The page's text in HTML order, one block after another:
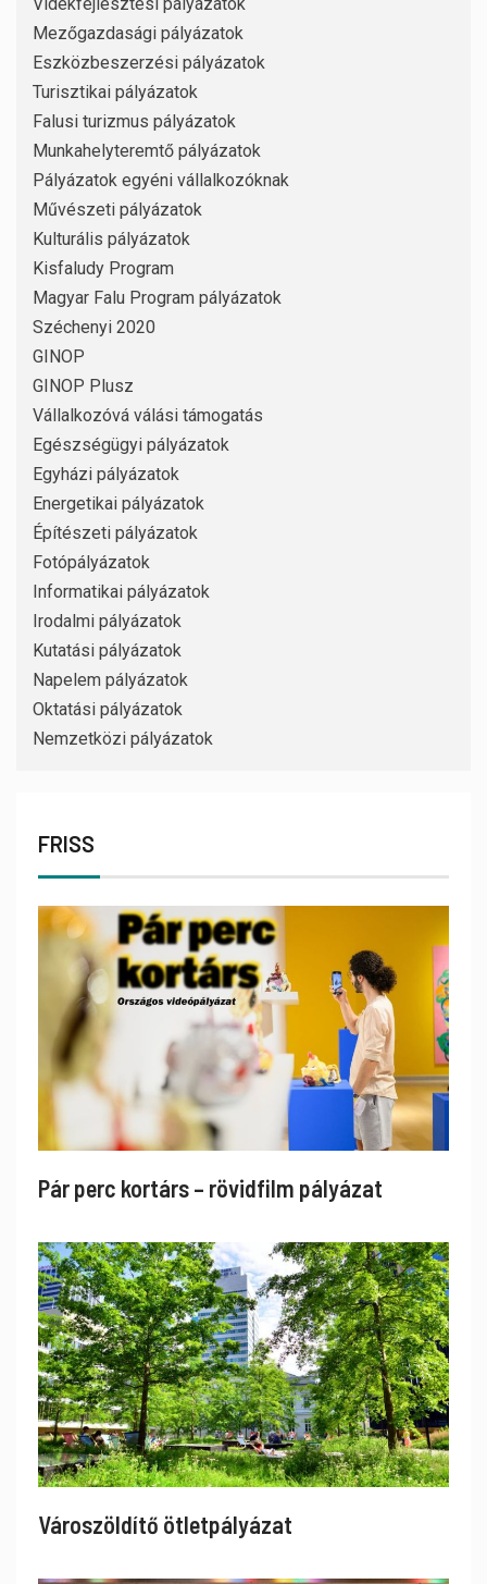
Mezőgazdasági pályázatok
Eszközbeszerzési pályázatok
Turisztikai pályázatok
Falusi turizmus pályázatok
Munkahelyteremtő pályázatok
Pályázatok egyéni vállalkozóknak
Művészeti pályázatok
Kulturális pályázatok
Kisfaludy Program
Magyar Falu Program pályázatok
Széchenyi 2020
GINOP
GINOP Plusz
Vállalkozóvá válási támogatás
Egészségügyi pályázatok
Egyházi pályázatok
Energetikai pályázatok
Építészeti pályázatok
Fotópályázatok
Informatikai pályázatok
Irodalmi pályázatok
Kutatási pályázatok
Napelem pályázatok
Oktatási pályázatok
Nemzetközi pályázatok
FRISS
Pár perc kortárs – rövidfilm pályázat
Városzöldítő ötletpályázat